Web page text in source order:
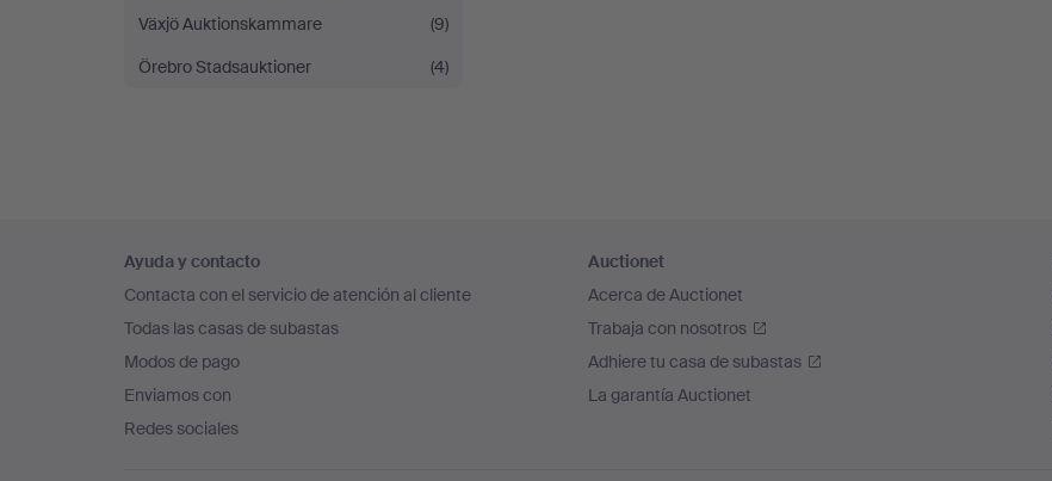
Växjö Auktionskammare
(9)
Örebro Stadsauktioner
(4)
en
el
pie
de
página
Ayuda y contacto
Contacta con el servicio de atención al cliente
Todas las casas de subastas
Modos de pago
Enviamos con
Redes sociales
Auctionet
Acerca de Auctionet
Trabaja con nosotros
Adhiere tu casa de subastas
La garantía Auctionet